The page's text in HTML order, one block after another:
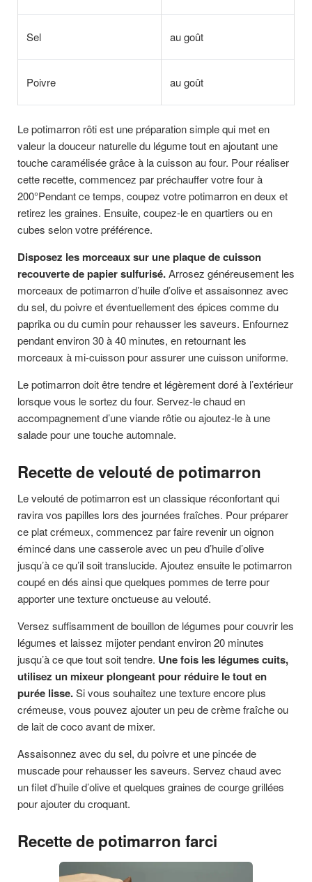
Sel au goût
Poivre au goût
Le potimarron rôti est une préparation simple qui met en
valeur la douceur naturelle du légume tout en ajoutant une
touche caramélisée grâce à la cuisson au four. Pour réaliser
cette recette, commencez par préchauffer votre four à
200°Pendant ce temps, coupez votre potimarron en deux et
retirez les graines. Ensuite, coupez-le en quartiers ou en
cubes selon votre préférence.
Disposez les morceaux sur une plaque de cuisson
recouverte de papier sulfurisé.Arrosez généreusement les
morceaux de potimarron d’huile d’olive et assaisonnez avec
du sel, du poivre et éventuellement des épices comme du
paprika ou du cumin pour rehausser les saveurs. Enfournez
pendant environ 30 à 40 minutes, en retournant les
morceaux à mi-cuisson pour assurer une cuisson uniforme.
Le potimarron doit être tendre et légèrement doré à l’extérieur
lorsque vous le sortez du four. Servez-le chaud en
accompagnement d’une viande rôtie ou ajoutez-le à une
salade pour une touche automnale.
Recette de velouté de potimarron
Le velouté de potimarron est un classique réconfortant qui
ravira vos papilles lors des journées fraîches. Pour préparer
ce plat crémeux, commencez par faire revenir un oignon
émincé dans une casserole avec un peu d’huile d’olive
jusqu’à ce qu’il soit translucide. Ajoutez ensuite le potimarron
coupé en dés ainsi que quelques pommes de terre pour
apporter une texture onctueuse au velouté.
Versez suffisamment de bouillon de légumes pour couvrir les
légumes et laissez mijoter pendant environ 20 minutes
jusqu’à ce que tout soit tendre. Une fois les légumes cuits,
utilisez un mixeur plongeant pour réduire le tout en
purée lisse.Si vous souhaitez une texture encore plus
crémeuse, vous pouvez ajouter un peu de crème fraîche ou
de lait de coco avant de mixer.
Assaisonnez avec du sel, du poivre et une pincée de
muscade pour rehausser les saveurs. Servez chaud avec
un filet d’huile d’olive et quelques graines de courge grillées
pour ajouter du croquant.
Recette de potimarron farci